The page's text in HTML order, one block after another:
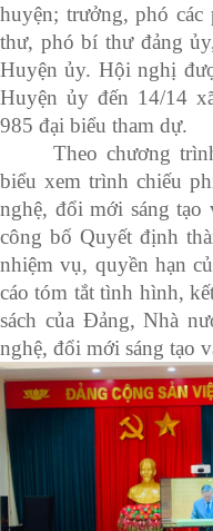
huyện; trưởng, phó
thư, phó bí thư đảng
Huyện ủy. Hội nghị
Huyện ủy đến 14/14
985 đại biểu tham dự.
Theo chương
biểu xem trình chiếu
nghệ, đổi mới sáng tạo
công bố Quyết định
nhiệm vụ, quyền hạn
cáo tóm tắt tình hình,
sách của Đảng, Nhà
nghệ, đổi mới sáng tạo